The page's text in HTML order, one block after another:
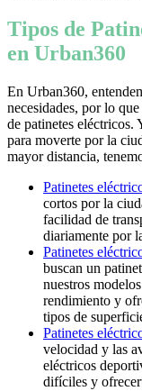
Tipos de
en Urban360
En Urban360,
necesidades, por lo
de patinetes eléctricos.
para moverte por la
mayor distancia,
Patinetes
cortos por la
facilidad de
diariamente por
Patinetes
buscan un
nuestros
rendimiento y
tipos de
Patinetes
velocidad y las
eléctricos
difíciles y